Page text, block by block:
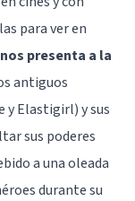
para ver en
presenta a la
antiguos
y Elastigirl) y sus
sus poderes
a una oleada
durante su